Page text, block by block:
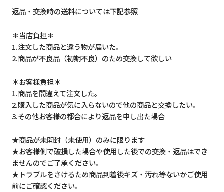
返品・交換時の送料については下記参照
＊当店負担＊
1.注文した商品と違う物が届いた。
2.商品が不良品（初期不良）のため交換して欲しい
＊お客様負担＊
1.商品を間違えて注文した。
2.購入した商品が気に入らないので他の商品と交換したい。
3.その他お客様の都合により返品を申し出た場合
★商品が未開封（未使用）のみに限ります
★お客様側で破損した場合や使用した後での交換・返品はでき
ませんのでご了承ください。
★トラブルをさけるため商品到着後キズ・汚れ等ないかご使用
前にご確認ください。